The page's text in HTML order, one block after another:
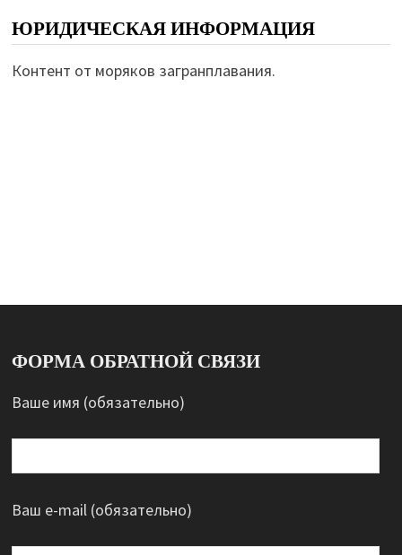
ЮРИДИЧЕСКАЯ ИНФОРМАЦИЯ
Контент от моряков загранплавания.
ФОРМА ОБРАТНОЙ СВЯЗИ
Ваше имя (обязательно)
Ваш e-mail (обязательно)